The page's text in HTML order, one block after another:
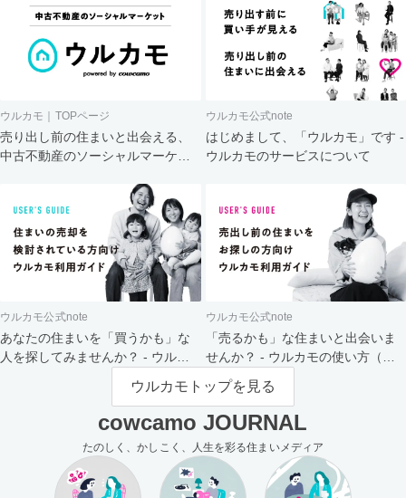
ウルカモ｜TOPページ
売り出し前の住まいと出会える、
中古不動産のソーシャルマーケッ
ウルカモ公式note
はじめまして、「ウルカモ」です -
ウルカモのサービスについて
ウルカモ公式note
あなたの住まいを「買うかも」な
人を探してみませんか？ - ウルカ
ウルカモ公式note
「売るかも」な住まいと出会いま
せんか？ - ウルカモの使い方（買
主さま向け）
ウルカモトップを見る
cowcamo JOURNAL
たのしく、かしこく、人生を彩る住まいメディア